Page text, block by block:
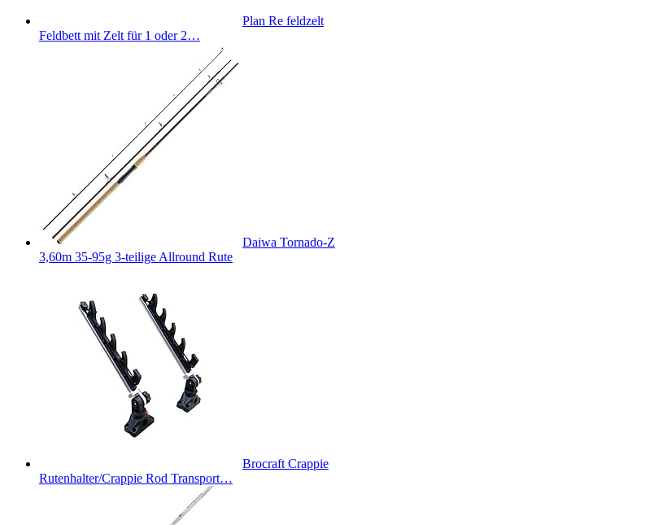
Plan Re feldzelt
Feldbett mit Zelt für 1 oder 2…
Daiwa Tornado-Z
3,60m 35-95g 3-teilige Allround Rute
Brocraft Crappie
Rutenhalter/Crappie Rod Transport…